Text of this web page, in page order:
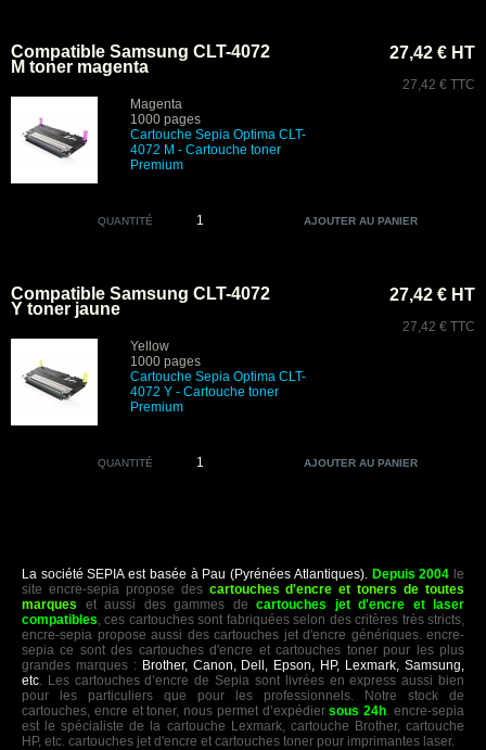
Compatible Samsung CLT-4072
M toner magenta
Magenta
1000 pages
Cartouche Sepia Optima CLT-
4072 M - Cartouche toner
Premium
27,42 € HT
27,42 € TTC
QUANTITÉ
Compatible Samsung CLT-4072
Y toner jaune
Yellow
1000 pages
Cartouche Sepia Optima CLT-
4072 Y - Cartouche toner
Premium
27,42 € HT
27,42 € TTC
QUANTITÉ
La société SEPIA est basée à Pau (Pyrénées Atlantiques). Depuis 2004 le
site encre-sepia propose des cartouches d'encre et toners de toutes
marques et aussi des gammes de cartouches jet d'encre et laser
compatibles, ces cartouches sont fabriquées selon des critères très stricts,
encre-sepia propose aussi des cartouches jet d'encre génériques. encre-
sepia ce sont des cartouches d'encre et cartouches toner pour les plus
grandes marques : Brother, Canon, Dell, Epson, HP, Lexmark, Samsung,
etc. Les cartouches d’encre de Sepia sont livrées en express aussi bien
pour les particuliers que pour les professionnels. Notre stock de
cartouches, encre et toner, nous permet d’expédiersous 24h. encre-sepia
est le spécialiste de la cartouche Lexmark, cartouche Brother, cartouche
HP, etc. cartouches jet d'encre et cartouches toner pour imprimantes laser.